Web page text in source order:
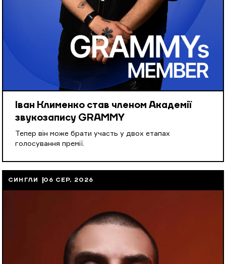
Іван Клименко став членом Академії
звукозапису GRAMMY
Тепер він може брати участь у двох етапах
голосування премії.
СИНГЛИ 06 СЕР, 2026